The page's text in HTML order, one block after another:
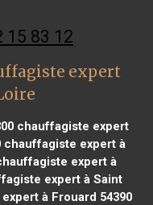
15 83 12
expert
chauffagiste expert
chauffagiste expert à
expert à
expert à Saint
à Frouard 54390